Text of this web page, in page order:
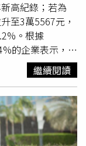
甚至吃超過10
），其次為
粽」。yes123
企業上半年業績
滑來看，可能與
下半年展望趨向
日進行，有效樣
水準95%，誤差
高紀錄；若為
至3萬5567元，
。根據
的企業表示，有
略高於去年的
人數為16.1人，
對「學士學歷」
元，連5年呈
對於擁有「研究
為35,567元，相
繼續閱讀